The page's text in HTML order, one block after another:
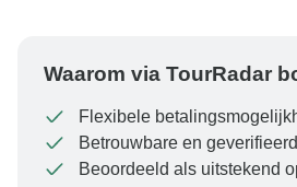
Waarom via TourRadar
Flexibele
Betrouwbare en
Beoordeeld als uitstekend